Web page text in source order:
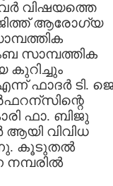
വിഷയത്തെ
ആരോഗ്യ
സാമ്പത്തിക
കുറിച്ചും
ഫാദര്‍ ടി.
ഫാ. ബിജു
വിവിധ
കൂടുതല്‍
നമ്പരില്‍